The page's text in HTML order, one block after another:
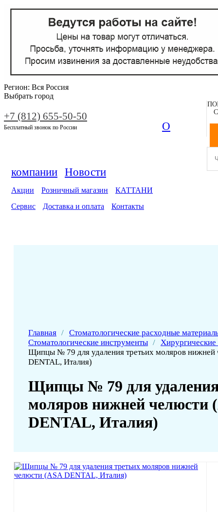
Регион: Вся Россия
Выбрать город
+7 (812) 655-50-50
Бесплатный звонок по России О
компании Новости
Акции Розничный магазин
КАТТАНИ
Сервис
Доставка и оплата Контакты
Главная / Стоматологические расходные
Стоматологические инструменты /
Щипцы № 79 для удаления третьих моляров нижней
DENTAL, Италия)
Щипцы № 79 для удаления
моляров нижней челюсти
DENTAL, Италия)